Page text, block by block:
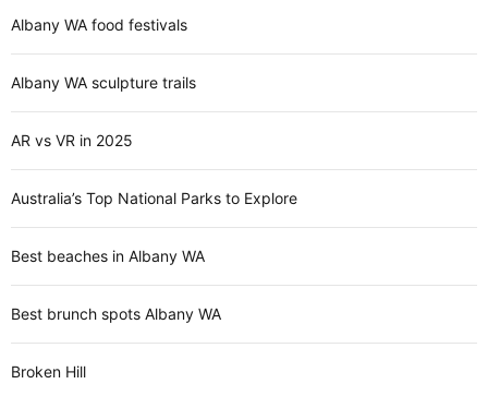
Albany WA food festivals
Albany WA sculpture trails
AR vs VR in 2025
Australia’s Top National Parks to Explore
Best beaches in Albany WA
Best brunch spots Albany WA
Broken Hill